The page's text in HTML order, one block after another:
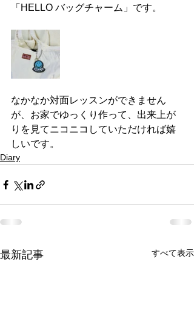
「HELLO バッグチャーム」です。
なかなか対面レッスンができません
が、お家でゆっくり作って、出来上が
りを見てニコニコしていただければ嬉
しいです。
Diary
最新記事 すべて表示